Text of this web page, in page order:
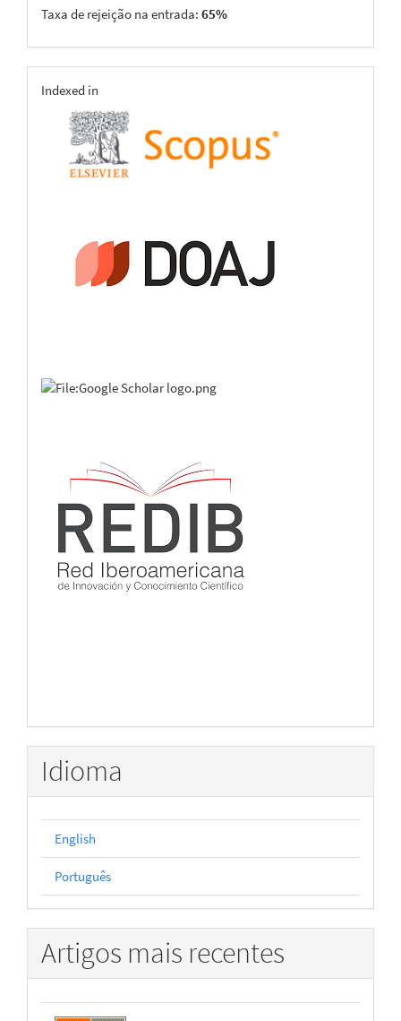
Taxa de rejeição na entrada: 65%
indexing
Indexed in
Idioma
English
Português
Artigos mais recentes